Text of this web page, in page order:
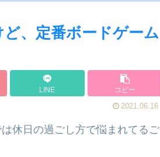
、定番ボードゲーム
LINE コピー
2021.06.16
休日の過ごし方で悩まれてるご